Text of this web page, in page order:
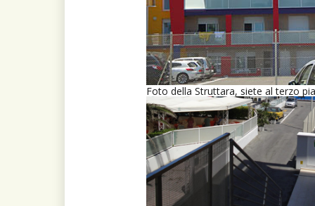
Foto della Struttara, siete al terzo